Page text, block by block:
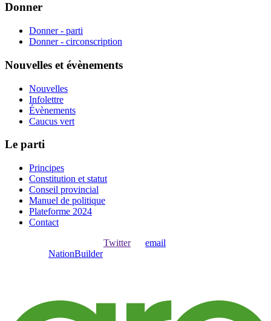
Donner
Donner - parti
Donner - circonscription
Nouvelles et évènements
Nouvelles
Infolettre
Évènements
Caucus vert
Le parti
Principes
Constitution et statut
Conseil provincial
Manuel de politique
Plateforme 2024
Contact
Twitterou email
NationBuilder